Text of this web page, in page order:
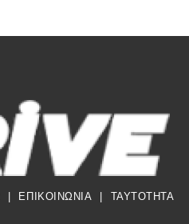
ΕΠΙΚΟΙΝΩΝΙΑ TAYTOTHTA